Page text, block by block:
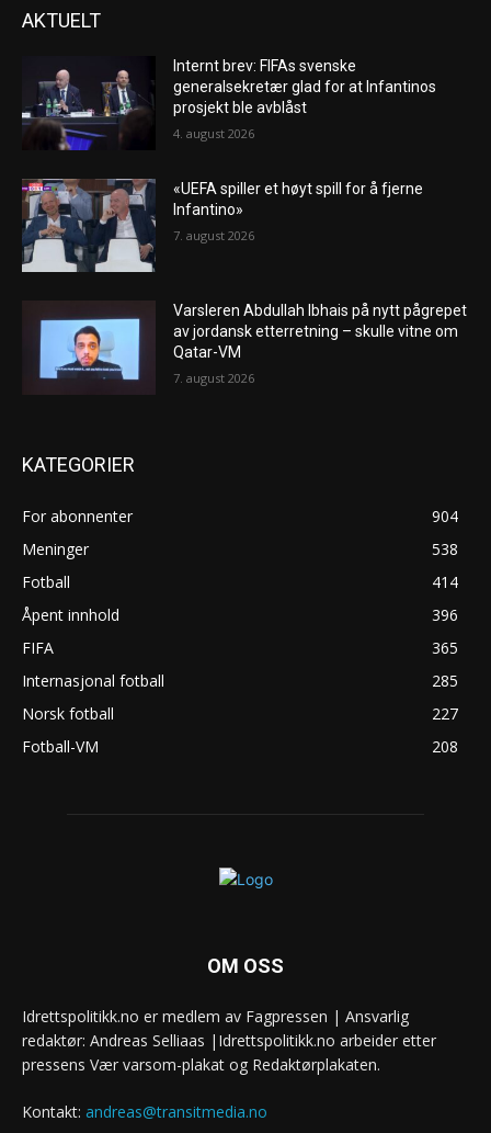
AKTUELT
Internt brev: FIFAs svenske
generalsekretær glad for at Infantinos
prosjekt ble avblåst
4. august 2026
«UEFA spiller et høyt spill for å fjerne
Infantino»
7. august 2026
Varsleren Abdullah Ibhais på nytt pågrepet
av jordansk etterretning – skulle vitne om
Qatar-VM
7. august 2026
KATEGORIER
For abonnenter
904
Meninger
538
Fotball
414
Åpent innhold
396
FIFA
365
Internasjonal fotball
285
Norsk fotball
227
Fotball-VM
208
OM OSS
Idrettspolitikk.no er medlem av Fagpressen | Ansvarlig
redaktør: Andreas Selliaas |Idrettspolitikk.no arbeider etter
pressens Vær varsom-plakat og Redaktørplakaten.
Kontakt: andreas@transitmedia.no